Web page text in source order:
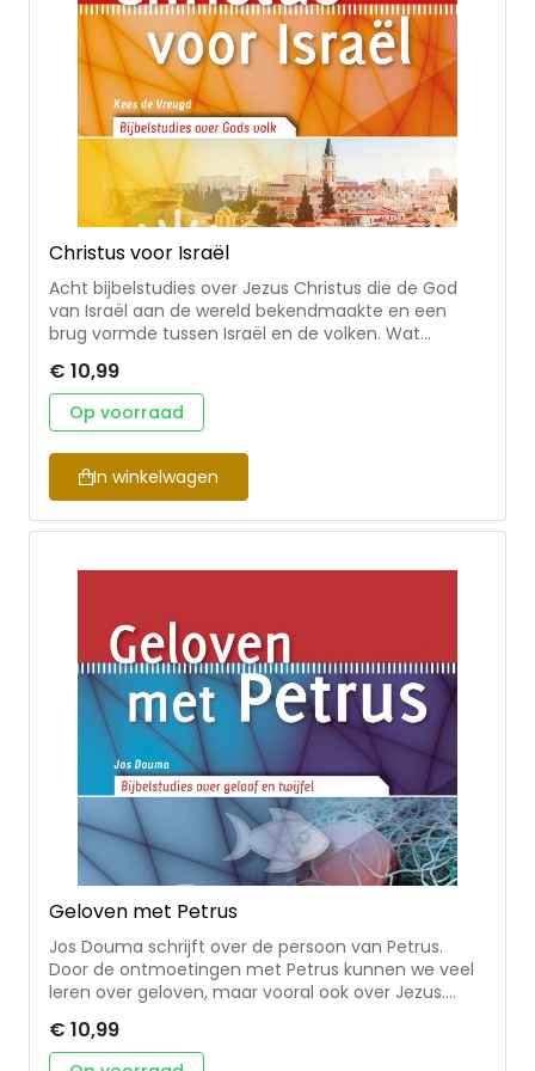
Oude Testament (Hetty Lalleman).
Christus voor Israël
Acht bijbelstudies over Jezus Christus die de God
van Israël aan de wereld bekendmaakte en een
brug vormde tussen Israël en de volken. Wat
naar het volk Israël kwam? Hoe kan dit ons
geloofsleven verrijken? Geschikt voor kringgebruik
en persoonlijke studie. 'Christus voor Israël' is een
bijbelstudieboekje uit de bekende Kringserie. Deze
serie is uitgegeven in samenwerking met de IZB. De
IZB is een vereniging binnen de PKN die zich
bezighoudt met zending in Nederland. Ze wil
gemeenten leren kerk in de wereld te zijn.
€ 10,99
Op voorraad
In winkelwagen
Geloven met Petrus
Jos Douma schrijft over de persoon van Petrus.
Door de ontmoetingen met Petrus kunnen we veel
leren over geloven, maar vooral ook over Jezus.
geloof door diepe dalen gaan, om te zeggen: 'U
bent de Christus, de Zoon van de levende God!' In
€ 10,99